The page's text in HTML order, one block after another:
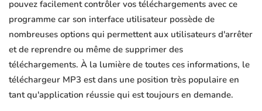
pouvez facilement contrôler vos téléchargements avec ce
programme car son interface utilisateur possède de
nombreuses options qui permettent aux utilisateurs d'arrêter
et de reprendre ou même de supprimer des
téléchargements. À la lumière de toutes ces informations, le
téléchargeur MP3 est dans une position très populaire en
tant qu'application réussie qui est toujours en demande.